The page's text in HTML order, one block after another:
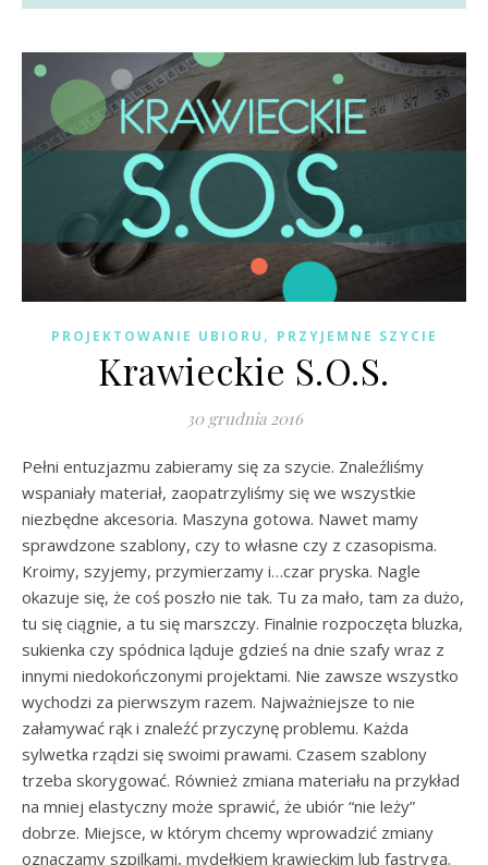
PROJEKTOWANIE UBIORU , PRZYJEMNE SZYCIE
Krawieckie S.O.S.
30 grudnia 2016
Pełni entuzjazmu zabieramy się za szycie. Znaleźliśmy
wspaniały materiał, zaopatrzyliśmy się we wszystkie
niezbędne akcesoria. Maszyna gotowa. Nawet mamy
sprawdzone szablony, czy to własne czy z czasopisma.
Kroimy, szyjemy, przymierzamy i…czar pryska. Nagle
okazuje się, że coś poszło nie tak. Tu za mało, tam za dużo,
tu się ciągnie, a tu się marszczy. Finalnie rozpoczęta bluzka,
sukienka czy spódnica ląduje gdzieś na dnie szafy wraz z
innymi niedokończonymi projektami. Nie zawsze wszystko
wychodzi za pierwszym razem. Najważniejsze to nie
załamywać rąk i znaleźć przyczynę problemu. Każda
sylwetka rządzi się swoimi prawami. Czasem szablony
trzeba skorygować. Również zmiana materiału na przykład
na mniej elastyczny może sprawić, że ubiór “nie leży”
dobrze. Miejsce, w którym chcemy wprowadzić zmiany
oznaczamy szpilkami, mydełkiem krawieckim lub fastrygą.